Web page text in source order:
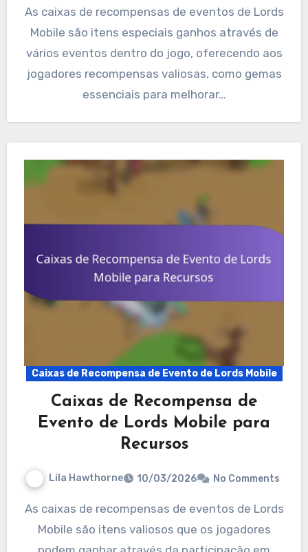
As caixas de recompensas de eventos de Lords
Mobile são itens especiais ganhos através de
vários eventos dentro do jogo, oferecendo aos
jogadores recompensas valiosas, como gemas
essenciais para melhorar…
Caixas de Recompensa de Evento de Lords Mobile
Caixas de Recompensa de
Evento de Lords Mobile para
Recursos
Lila Hawthorne 10/03/2026 No Comments
As caixas de recompensas de eventos de Lords
Mobile são itens valiosos que os jogadores